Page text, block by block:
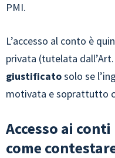
PMI.
L’accesso al conto è
privata (tutelata dall’Art.
giustificatosolo se
motivata e soprattutto
Accesso ai
come